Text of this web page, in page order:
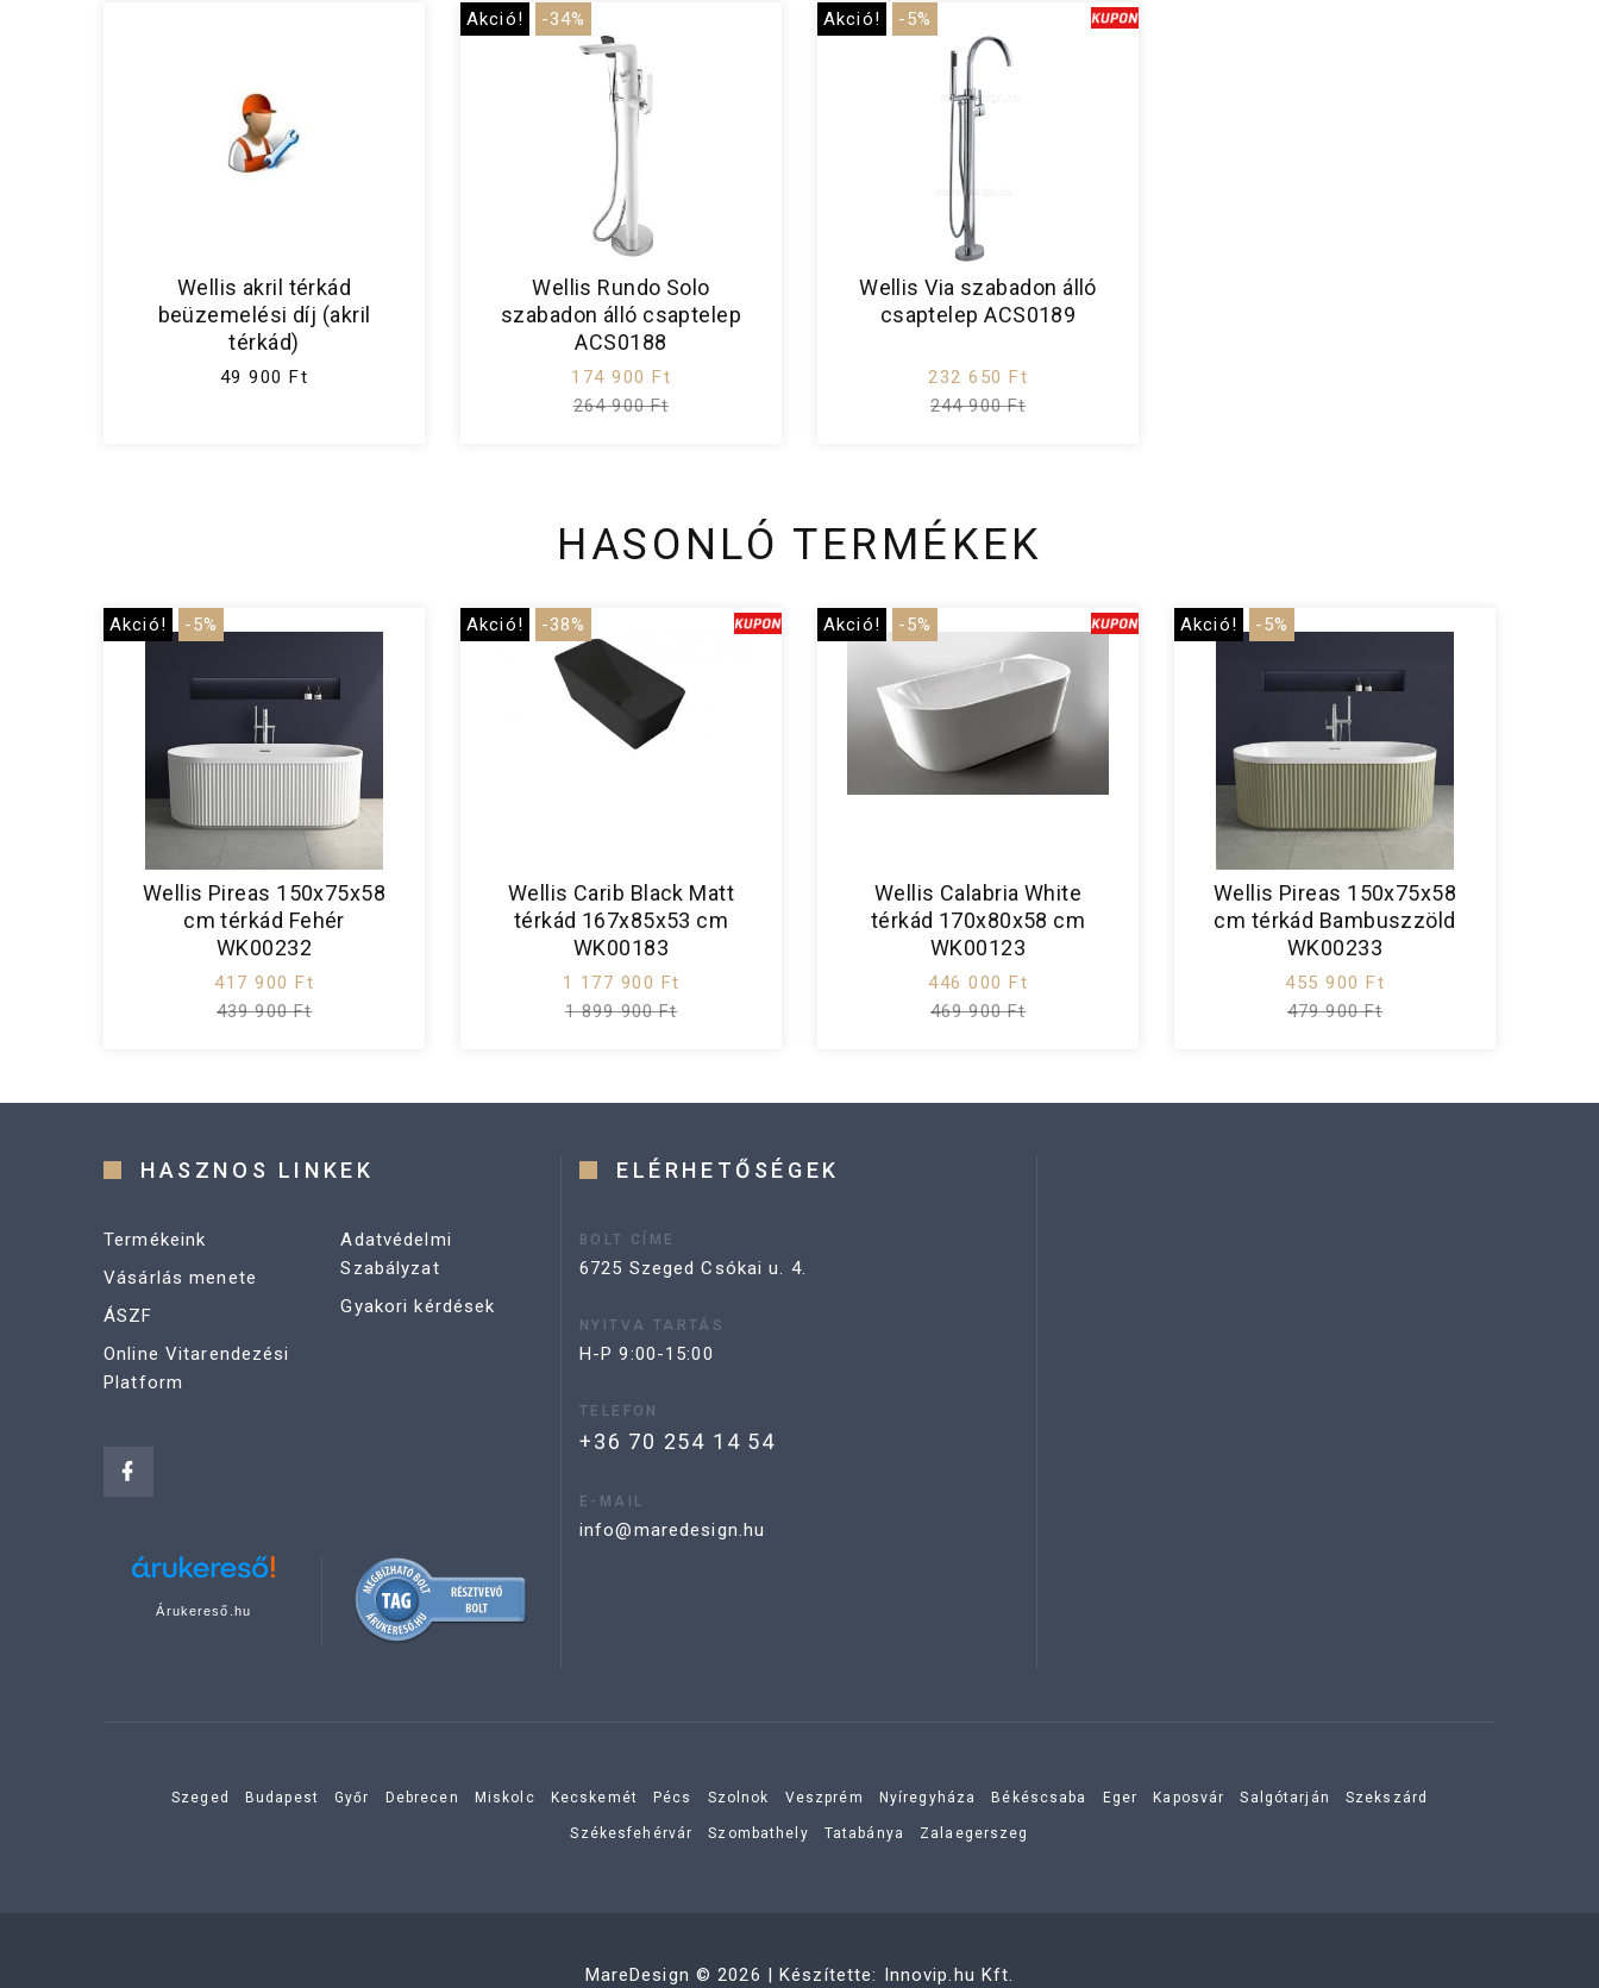
Wellis akril térkád
beüzemelési díj (akril
térkád)
49 900 Ft
Akció! -34%
Wellis Rundo Solo
szabadon álló csaptelep
ACS0188
174 900 Ft
264 900 Ft
Akció! -5%
Wellis Via szabadon álló
csaptelep ACS0189
232 650 Ft
244 900 Ft
HASONLÓ TERMÉKEK
Akció! -5%
Wellis Pireas 150x75x58
cm térkád Fehér
WK00232
417 900 Ft
439 900 Ft
Akció! -38%
Wellis Carib Black Matt
térkád 167x85x53 cm
WK00183
1 177 900 Ft
1 899 900 Ft
Akció! -5%
Wellis Calabria White
térkád 170x80x58 cm
WK00123
446 000 Ft
469 900 Ft
Akció! -5%
Wellis Pireas 150x75x58
cm térkád Bambuszzöld
WK00233
455 900 Ft
479 900 Ft
HASZNOS LINKEK
Termékeink
Vásárlás menete
ÁSZF
Online Vitarendezési
Platform
Adatvédelmi
Szabályzat
Gyakori kérdések
Árukereső.hu
ELÉRHETŐSÉGEK
BOLT CÍME
6725 Szeged Csókai u. 4.
NYITVA TARTÁS
H-P 9:00-15:00
TELEFON
+36 70 254 14 54
E-MAIL
info@maredesign.hu
Szeged Budapest Győr Debrecen Miskolc Kecskemét Pécs Szolnok Veszprém Nyíregyháza Békéscsaba Eger Kaposvár Salgótarján Szekszárd
Székesfehérvár Szombathely Tatabánya Zalaegerszeg
MareDesign ©2026 | Készítette: Innovip.hu Kft.